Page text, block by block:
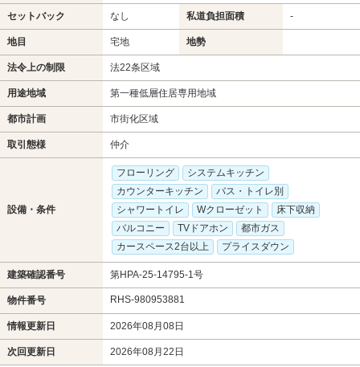
セットバック なし 私道負担面積 -
地目 宅地 地勢
法令上の制限 法22条区域
用途地域 第一種低層住居専用地域
都市計画 市街化区域
取引態様 仲介
設備・条件
フローリング
システムキッチン
カウンターキッチン
バス・トイレ別
シャワートイレ
Wクローゼット
床下収納
バルコニー
TVドアホン
都市ガス
カースペース2台以上
プライスダウン
建築確認番号 第HPA-25-14795-1号
物件番号 RHS-980953881
情報更新日 2026年08月08日
次回更新日 2026年08月22日